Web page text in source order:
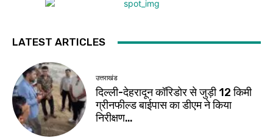
LATEST ARTICLES
उत्तराखंड
दिल्ली-देहरादून कॉरिडोर से जुड़ी 12 किमी
ग्रीनफील्ड बाईपास का डीएम ने किया
निरीक्षण…